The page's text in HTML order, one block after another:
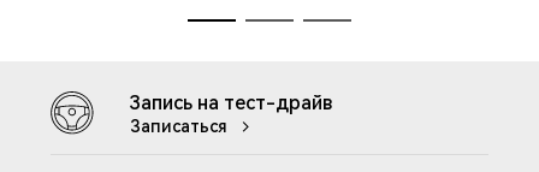
Запись на тест-драйв
Записаться